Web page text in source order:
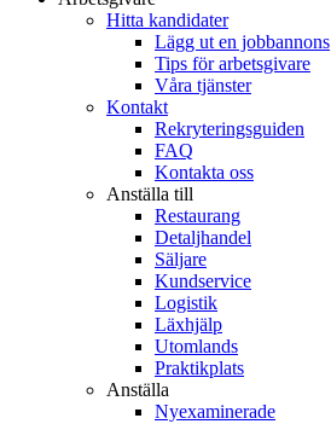
Hitta kandidater
Lägg ut en jobbannons
Tips för arbetsgivare
Våra tjänster
Kontakt
Rekryteringsguiden
FAQ
Kontakta oss
Anställa till
Restaurang
Detaljhandel
Säljare
Kundservice
Logistik
Läxhjälp
Utomlands
Praktikplats
Anställa
Nyexaminerade